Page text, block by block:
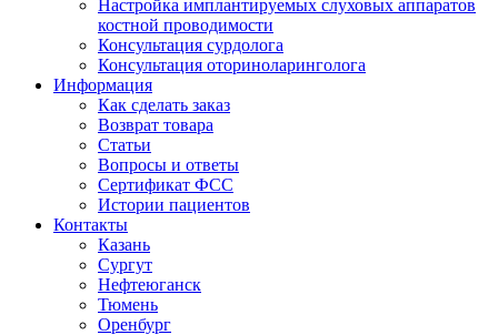
Настройка имплантируемых слуховых аппаратов
костной проводимости
Консультация сурдолога
Консультация оториноларинголога
Информация
Как сделать заказ
Возврат товара
Статьи
Вопросы и ответы
Сертификат ФСС
Истории пациентов
Контакты
Казань
Сургут
Нефтеюганск
Тюмень
Оренбург